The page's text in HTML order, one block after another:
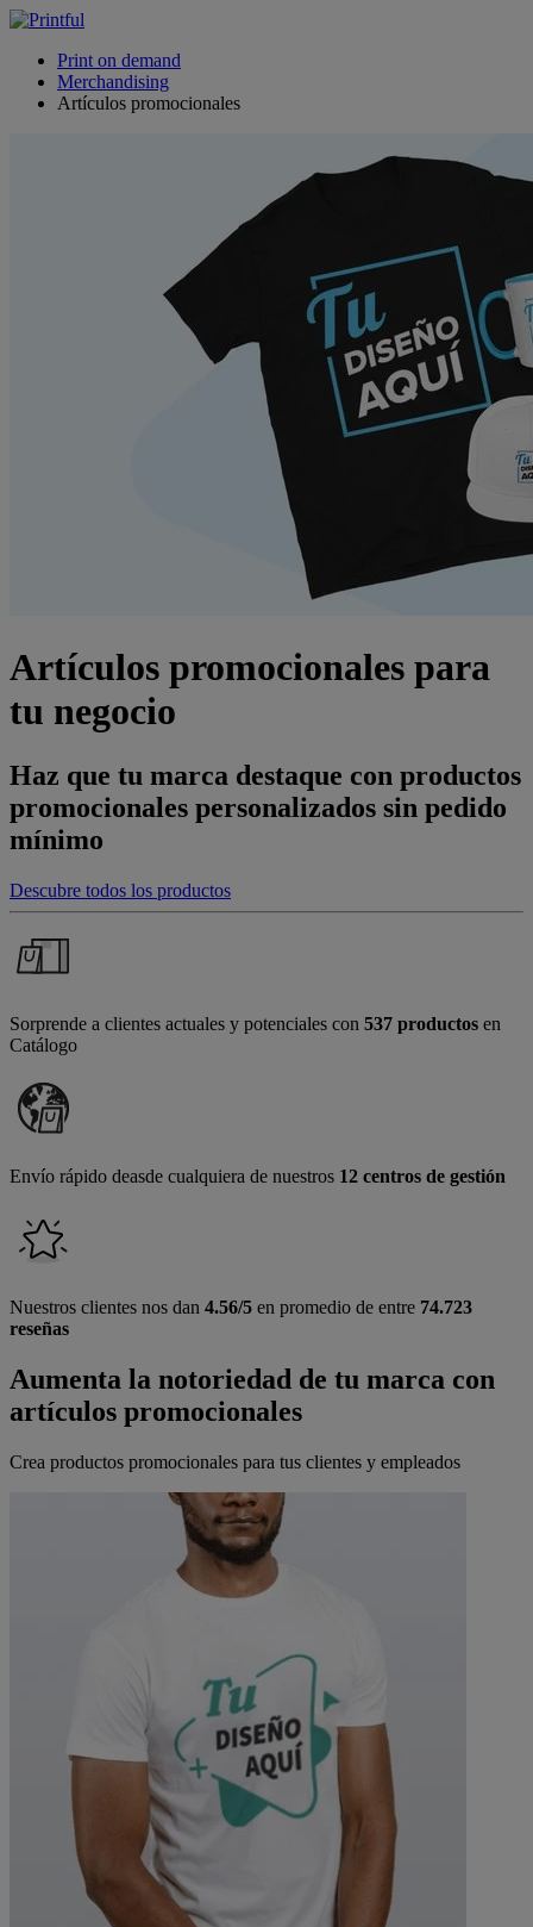
Print on demand
Merchandising
Artículos promocionales
Artículos promocionales para
tu negocio
Haz que tu marca destaque con productos
promocionales personalizados sin pedido
mínimo
Descubre todos los productos
Sorprende a clientes actuales y potenciales con 537 productos en
Catálogo
Envío rápido deasde cualquiera de nuestros 12 centros de gestión
Nuestros clientes nos dan 4.56/5 en promedio de entre 74.723
reseñas
Aumenta la notoriedad de tu marca con
artículos promocionales
Crea productos promocionales para tus clientes y empleados